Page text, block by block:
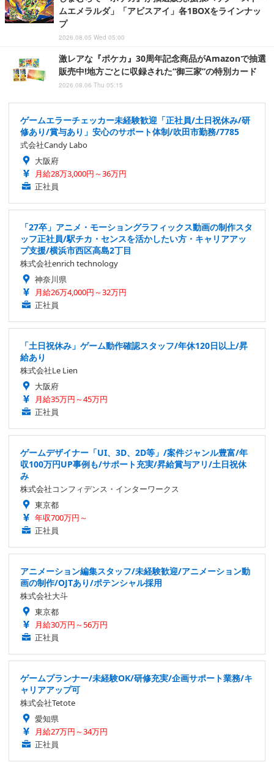
ムエメラルダ」「アビスアイ」各1BOXをラインナッ
プ
2026.08.05 Wed 05:00
激レアな『ポケカ』30周年記念商品がAmazonで抽選
販売中!地方ごとに収録された“御三家”の特別カード
2026.08.06 Thu 05:15
ゲームエラーチェッカー未経験歓迎「正社員/土日祝休み/研
修あり/賞与あり」安心のサポート体制/吹田市勤務/7785
式会社Candy Labo
大阪府
月給28万3,000円～36万円
正社員
「27卒」アニメ・モーショングラフィックス動画の制作スタ
ッフ正社員/駅チカ・センスを活かしたい方・キャリアアッ
プ支援/横浜市西区高島2丁目
株式会社enrich technology
神奈川県
月給26万4,000円～32万円
正社員
「土日祝休み」ゲーム動作確認スタッフ/年休120日以上/昇
給あり
株式会社Le Lien
大阪府
月給35万円～45万円
正社員
ゲームデザイナー「UI、3D、2D等」/案件ジャンル豊富/年
収100万円UP事例も/サポート充実/昇給賞与アリ/土日祝休
み
株式会社コンフィデンス・インターワークス
東京都
年収700万円～
正社員
アニメーション編集スタッフ/未経験歓迎/アニメーション動
画の制作/OJTあり/ポテンシャル採用
株式会社大斗
東京都
月給30万円～56万円
正社員
ゲームプランナー/未経験OK/研修充実/企画サポート業務/キ
ャリアアップ可
株式会社Tetote
愛知県
月給27万円～34万円
正社員